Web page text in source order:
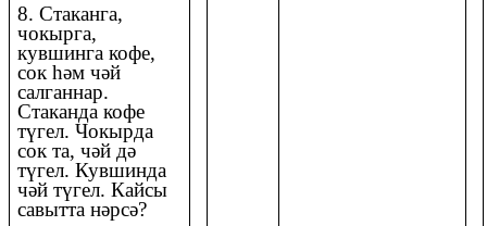
8. Стаканга,
чокырга,
кувшинга кофе,
сок һәм чәй
салганнар.
Стаканда кофе
түгел. Чокырда
сок та, чәй дә
түгел. Кувшинда
чәй түгел. Кайсы
савытта нәрсә?